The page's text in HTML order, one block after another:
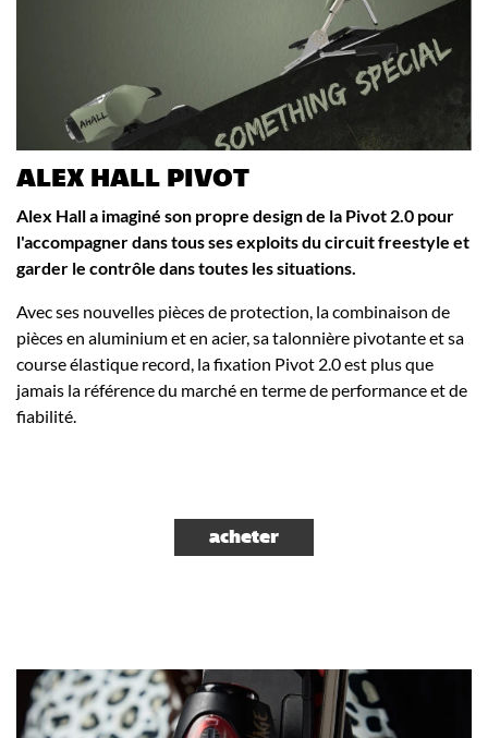
ALEX HALL PIVOT
Alex Hall a imaginé son propre design de la Pivot 2.0 pour
l'accompagner dans tous ses exploits du circuit freestyle et
garder le contrôle dans toutes les situations.
Avec ses nouvelles pièces de protection, la combinaison de
pièces en aluminium et en acier, sa talonnière pivotante et sa
course élastique record, la fixation Pivot 2.0 est plus que
jamais la référence du marché en terme de performance et de
fiabilité.
acheter